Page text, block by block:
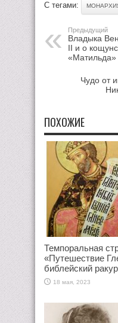
С тегами:
Предыдущий
Владыка
II и о
«Матильда»
Чудо от
ПОХОЖИЕ
Темпоральная
«Путешествие
библейский
18 мая, 2023